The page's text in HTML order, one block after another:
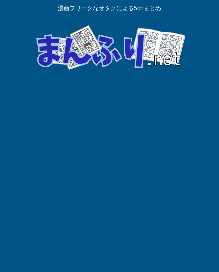
漫画フリークなオタクによる5chまとめ